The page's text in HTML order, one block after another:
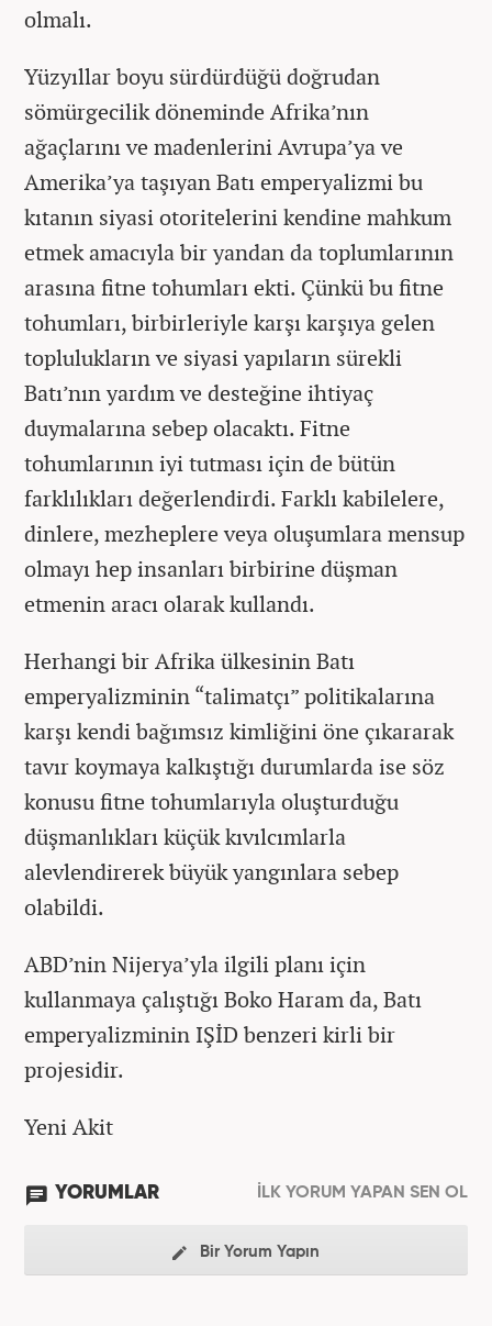
olmalı.
Yüzyıllar boyu sürdürdüğü doğrudan
sömürgecilik döneminde Afrika’nın
ağaçlarını ve madenlerini Avrupa’ya ve
Amerika’ya taşıyan Batı emperyalizmi bu
kıtanın siyasi otoritelerini kendine mahkum
etmek amacıyla bir yandan da toplumlarının
arasına fitne tohumları ekti. Çünkü bu fitne
tohumları, birbirleriyle karşı karşıya gelen
toplulukların ve siyasi yapıların sürekli
Batı’nın yardım ve desteğine ihtiyaç
duymalarına sebep olacaktı. Fitne
tohumlarının iyi tutması için de bütün
farklılıkları değerlendirdi. Farklı kabilelere,
dinlere, mezheplere veya oluşumlara mensup
olmayı hep insanları birbirine düşman
etmenin aracı olarak kullandı.
Herhangi bir Afrika ülkesinin Batı
emperyalizminin “talimatçı” politikalarına
karşı kendi bağımsız kimliğini öne çıkararak
tavır koymaya kalkıştığı durumlarda ise söz
konusu fitne tohumlarıyla oluşturduğu
düşmanlıkları küçük kıvılcımlarla
alevlendirerek büyük yangınlara sebep
olabildi.
ABD’nin Nijerya’yla ilgili planı için
kullanmaya çalıştığı Boko Haram da, Batı
emperyalizminin IŞİD benzeri kirli bir
projesidir.
Yeni Akit
YORUMLAR İLK YORUM YAPAN SEN OL
Bir Yorum Yapın